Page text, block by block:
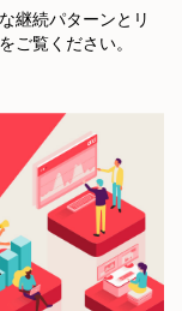
継続パターンとリ
ご覧ください。